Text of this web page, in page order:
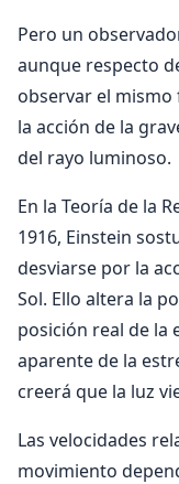
Pero un
aunque respecto
observar el
la acción de la
del rayo luminoso.
En la Teoría de la
1916, Einstein
desviarse por la
Sol. Ello altera la
posición real de la
aparente de la
creerá que la luz
Las velocidades
movimiento